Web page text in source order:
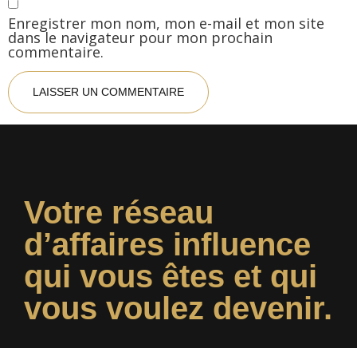
Enregistrer mon nom, mon e-mail et mon site
dans le navigateur pour mon prochain
commentaire.
Votre réseau
d’affaires influence
qui vous êtes et qui
vous voulez devenir.